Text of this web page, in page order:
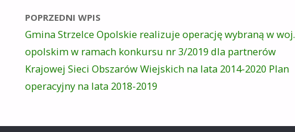
POPRZEDNI WPIS
Gmina Strzelce Opolskie realizuje operację wybraną w woj.
opolskim w ramach konkursu nr 3/2019 dla partnerów
Krajowej Sieci Obszarów Wiejskich na lata 2014-2020 Plan
operacyjny na lata 2018-2019